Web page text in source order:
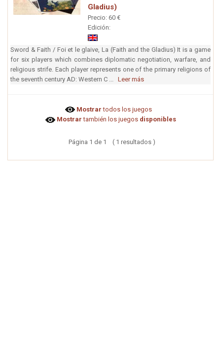
Gladius)
Precio: 60 €
Edición:
Sword & Faith / Foi et le glaive, La (Faith and the Gladius) It is a game
for six players which combines diplomatic negotiation, warfare, and
religious strife. Each player represents one of the primary religions of
the seventh century AD: Western C ... Leer más
Mostrar todos los juegos
Mostrar también los juegos disponibles
Página 1 de 1 ( 1 resultados )